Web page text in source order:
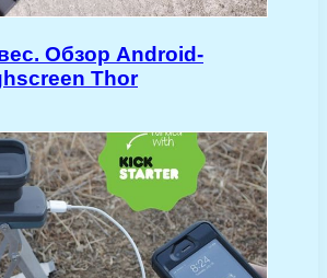
Обзор Android-
Thor